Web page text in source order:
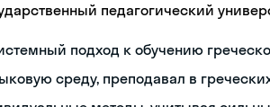
педагогический
подход к обучению
среду, преподавал в